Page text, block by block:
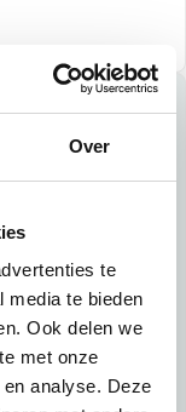
Over
te
media te bieden
Ook delen we
met onze
analyse. Deze
de volgende